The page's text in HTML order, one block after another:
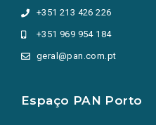
+351 213 426 226
+351 969 954 184
geral@pan.com.pt
Espaço PAN Porto